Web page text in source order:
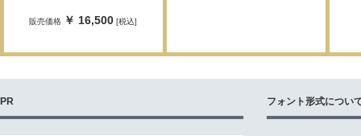
販売価格 ￥ 16,500 [税込]
PR フォント形式につい